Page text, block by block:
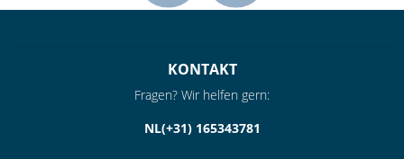
KONTAKT
Fragen? Wir helfen gern:
NL(+31) 165343781